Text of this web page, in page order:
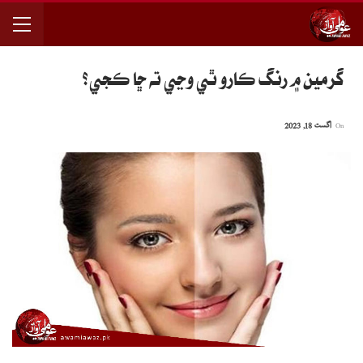
گرمين ۾ رنگ ڪارو ٿي وڃي ته ڇا ڪجي؟
اگست 18, 2023